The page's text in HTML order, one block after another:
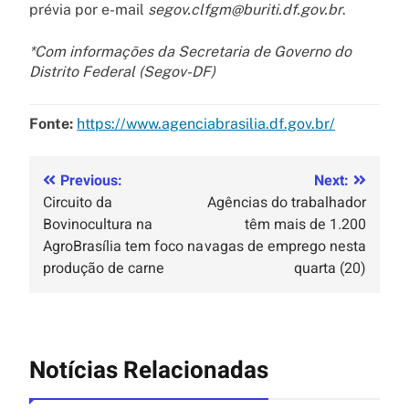
prévia por e-mail segov.clfgm@buriti.df.gov.br.
*Com informações da Secretaria de Governo do
Distrito Federal (Segov-DF)
Fonte: https://www.agenciabrasilia.df.gov.br/
Previous:
Circuito da
Bovinocultura na
AgroBrasília tem foco na
produção de carne
Next:
Agências do trabalhador
têm mais de 1.200
vagas de emprego nesta
quarta (20)
Notícias Relacionadas